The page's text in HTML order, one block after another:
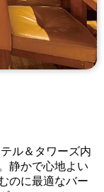
ル＆タワーズ内
静かで心地よい
のに最適なバー